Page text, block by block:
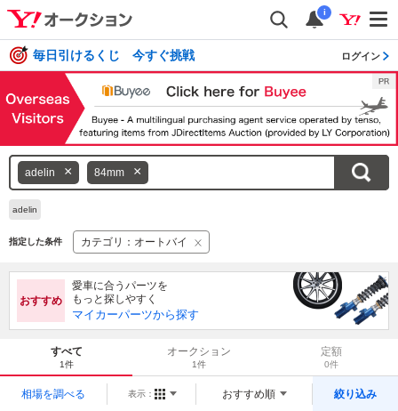
i
毎日引けるくじ 今すぐ挑戦 ログイン
adelin 84mm
ー
消
す
adelin
指定した条件 カテゴリ：オートバイ
おすすめ
愛車に合うパーツを
もっと探しやすく
マイカーパーツから探す
すべて
1件
オークション
1件
定額
0件
相場を調べる 表示： おすすめ順 絞り込み